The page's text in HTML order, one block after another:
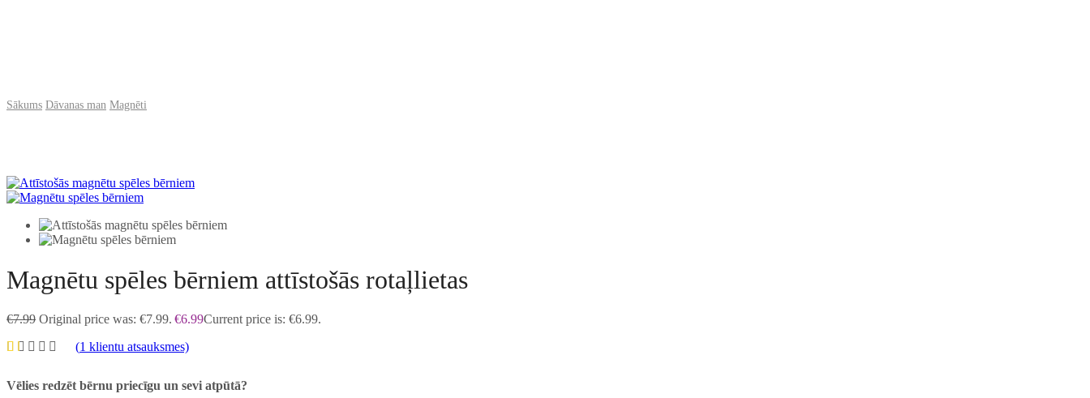
Sākums Dāvanas man Magnēti
Magnētu spēles bērniem attīstošās rotaļlietas
€7.99 Original price was: €7.99. €6.99Current price is: €6.99.
(1 klientu atsauksmes)
Vēlies redzēt bērnu priecīgu un sevi atpūtā?